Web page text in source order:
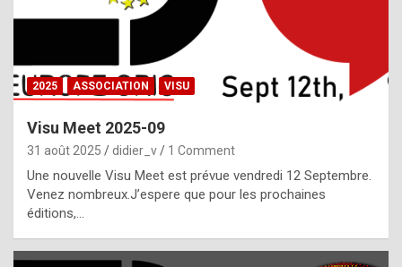
,
g
h
t
f
2025 ASSOCIATION VISU
Visu Meet 2025-09
31 août 2025 didier_v 1 Comment
Une nouvelle Visu Meet est prévue vendredi 12 Septembre.
Venez nombreux.J’espere que pour les prochaines
éditions,…